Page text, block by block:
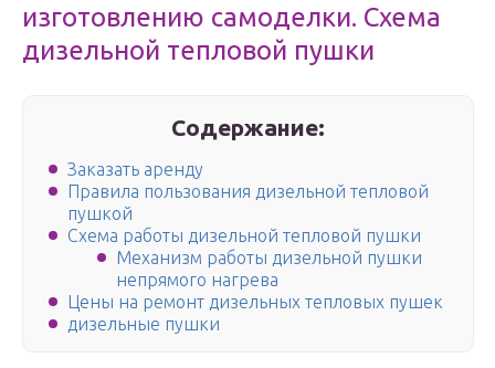
изготовлению самоделки. Схема
дизельной тепловой пушки
Содержание:
Заказать аренду
Правила пользования дизельной тепловой
пушкой
Схема работы дизельной тепловой пушки
Механизм работы дизельной пушки
непрямого нагрева
Цены на ремонт дизельных тепловых пушек
дизельные пушки